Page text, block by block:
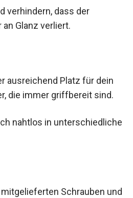
verhindern, dass der
Glanz verliert.
ausreichend Platz für dein
die immer griffbereit sind.
nahtlos in unterschiedliche
Schrauben und